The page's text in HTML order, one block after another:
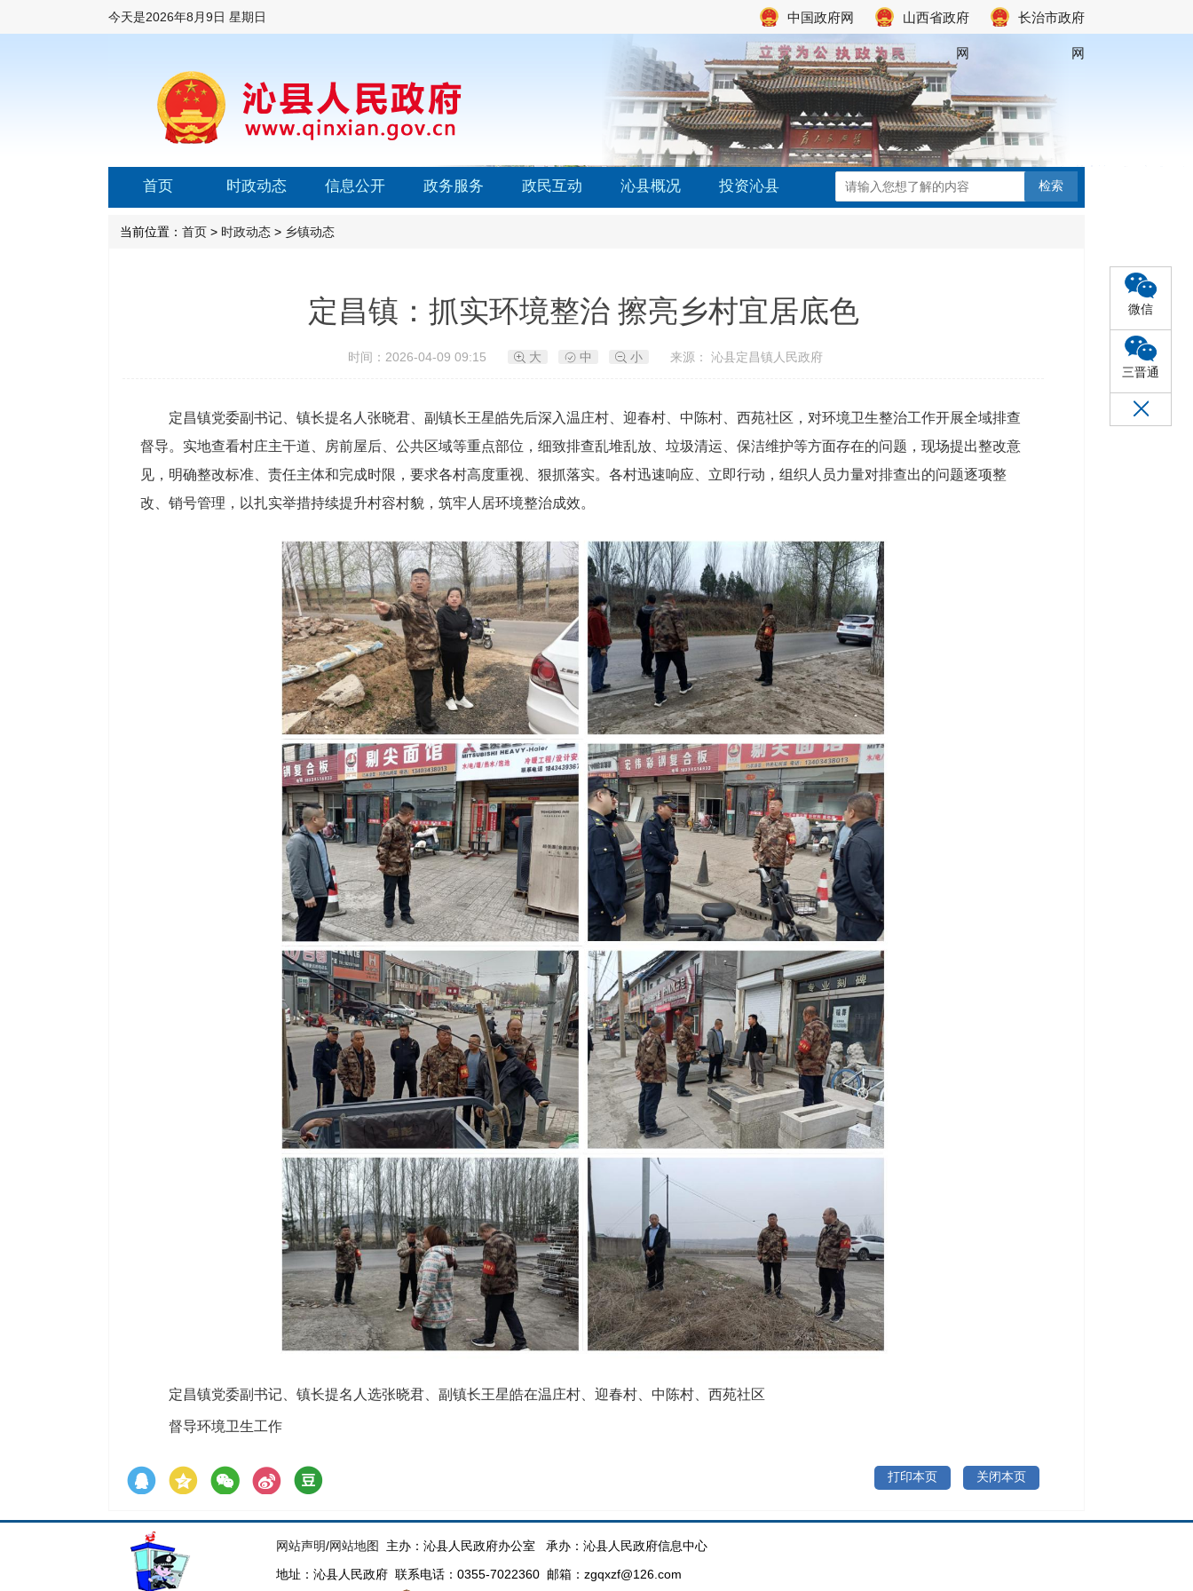
微信
三晋通
今天是2026年8月9日 星期日 中国政府网 山西省政府
网
长治市政府
网
首页 时政动态 信息公开 政务服务 政民互动 沁县概况 投资沁县
当前位置： 首页 > 时政动态 > 乡镇动态
定昌镇：抓实环境整治 擦亮乡村宜居底色
时间：2026-04-09 09:15 大 中 小 来源： 沁县定昌镇人民政府
定昌镇党委副书记、镇长提名人张晓君、副镇长王星皓先后深入温庄村、迎春村、中陈村、西苑社区，对环境卫生整治工作开展全域排查
督导。实地查看村庄主干道、房前屋后、公共区域等重点部位，细致排查乱堆乱放、垃圾清运、保洁维护等方面存在的问题，现场提出整改意
见，明确整改标准、责任主体和完成时限，要求各村高度重视、狠抓落实。各村迅速响应、立即行动，组织人员力量对排查出的问题逐项整
改、销号管理，以扎实举措持续提升村容村貌，筑牢人居环境整治成效。
定昌镇党委副书记、镇长提名人选张晓君、副镇长王星皓在温庄村、迎春村、中陈村、西苑社区
督导环境卫生工作
打印本页 关闭本页
网站声明/网站地图 主办：沁县人民政府办公室 承办：沁县人民政府信息中心
地址：沁县人民政府 联系电话：0355-7022360 邮箱：zgqxzf@126.com